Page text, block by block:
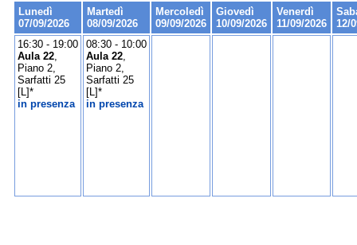
Lunedì
07/09/2026
Martedì
08/09/2026
Mercoledì
09/09/2026
Giovedì
10/09/2026
Venerdì
11/09/2026
12/
16:30 - 19:00
Aula 22,
Piano 2,
Sarfatti 25
[L]*
in presenza
08:30 - 10:00
Aula 22,
Piano 2,
Sarfatti 25
[L]*
in presenza